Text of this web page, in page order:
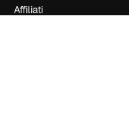
Affiliati